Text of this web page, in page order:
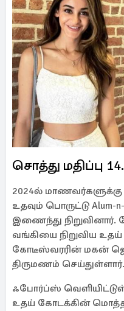
சொத்து மதிப்பு
2024ல்
உதவும் பொருட்டு
இணைந்து நிறுவினார்.
வங்கியை நிறுவிய
கோடீஸ்வரரின் மகன்
திருமணம் செய்துள்ளார்.
ஃபோர்ப்ஸ்
உதய் கோடக்கின் மொத்த